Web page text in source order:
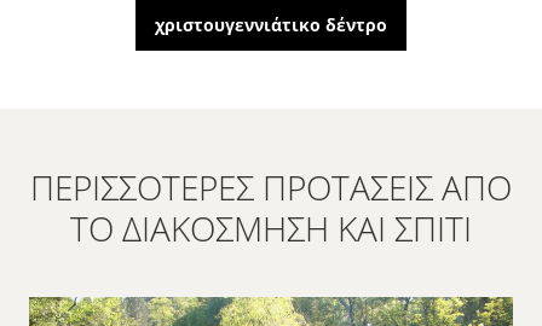
χριστουγεννιάτικο δέντρο
ΠΕΡΙΣΣΌΤΕΡΕΣ ΠΡΟΤΆΣΕΙΣ ΑΠΌ
ΤΟ ΔΙΑΚΌΣΜΗΣΗ ΚΑΙ ΣΠΊΤΙ